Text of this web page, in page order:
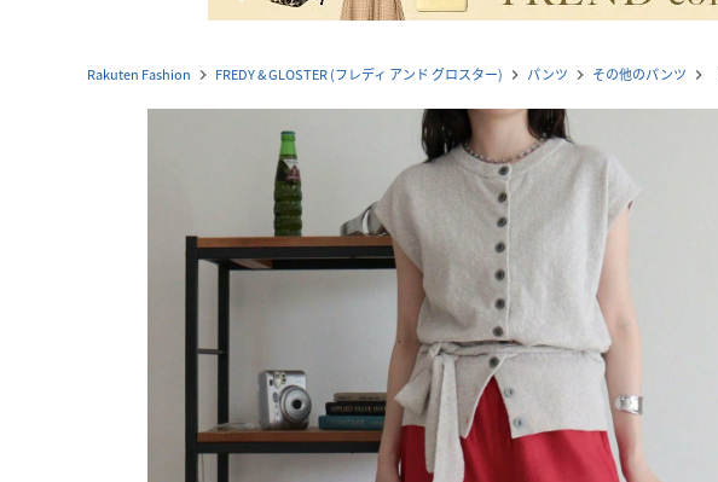
Rakuten Fashion navigate_next FREDY & GLOSTER (フレディ アンド グロスター) navigate_next パンツ navigate_next その他のパンツ navigate_next